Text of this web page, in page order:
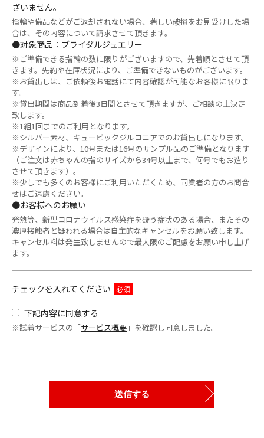
ざいません。
指輪や備品などがご返却されない場合、著しい破損をお見受けした場
合は、その内容について請求させて頂きます。
●対象商品：ブライダルジュエリー
※ご準備できる指輪の数に限りがございますので、先着順とさせて頂
きます。先約や在庫状況により、ご準備できないものがございます。
※お貸出しは、ご依頼後お電話にて内容確認が可能なお客様に限りま
す。
※貸出期間は商品到着後3日間とさせて頂きますが、ご相談の上決定
致します。
※1組1回までのご利用となります。
※シルバー素材、キュービックジルコニアでのお貸出しになります。
※デザインにより、10号または16号のサンプル品のご準備となります
（ご注文は赤ちゃんの指のサイズから34号以上まで、何号でもお造り
させて頂きます）。
※少しでも多くのお客様にご利用いただくため、同業者の方のお問合
せはご遠慮ください。
●お客様へのお願い
発熱等、新型コロナウイルス感染症を疑う症状のある場合、またその
濃厚接触者と疑われる場合は自主的なキャンセルをお願い致します。
キャンセル料は発生致しませんので最大限のご配慮をお願い申し上げ
ます。
チェックを入れてください
下記内容に同意する
※試着サービスの「サービス概要 」を確認し同意しました。